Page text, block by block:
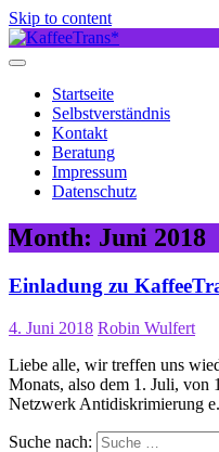
Skip to content
Startseite
Selbstverständnis
Kontakt
Beratung
Impressum
Datenschutz
Month: Juni 2018
Einladung zu
4. Juni 2018 Robin Wulfert
Liebe alle, wir treffen uns
Monats, also dem 1. Juli, von
Netzwerk Antidiskrimierung
Suche nach: